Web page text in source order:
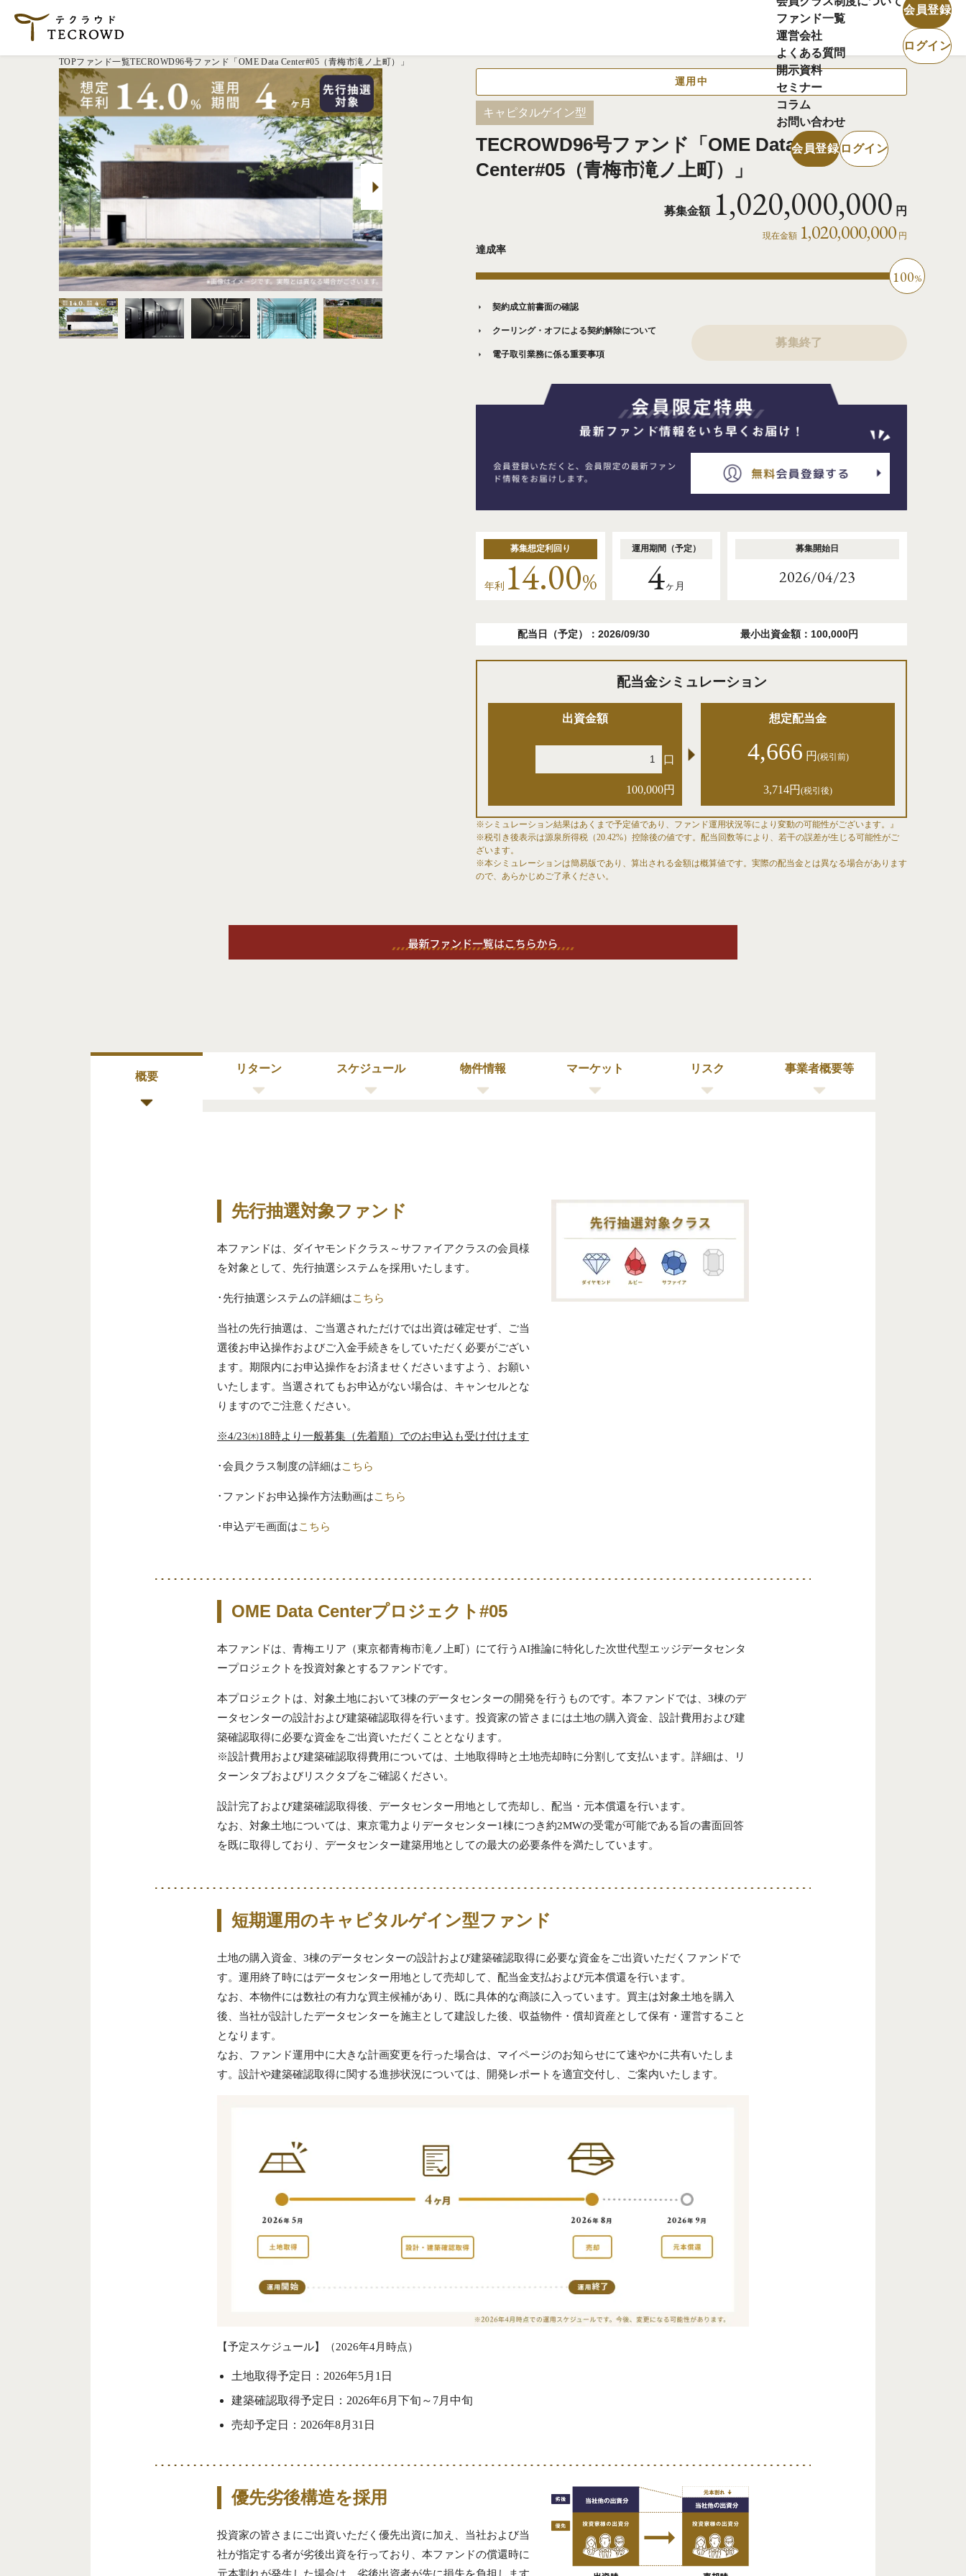
ファンド一覧
運営会社
よくある質問
開示資料
セミナー
コラム
お問い合わせ
会員登録ログイン
会員登録
ログイン
TOPファンド一覧TECROWD96号ファンド「OME Data Center#05（青梅市滝ノ上町）」
運用中
キャピタルゲイン型
TECROWD96号ファンド「OME Data
Center#05（青梅市滝ノ上町）」
募集金額 1,020,000,000 円
現在金額 1,020,000,000 円
達成率
100%
契約成立前書面の確認
クーリング・オフによる契約解除について
電子取引業務に係る重要事項
募集終了
募集想定利回り
年利 14.00%
運用期間（予定）
4ヶ月
募集開始日
2026/04/23
配当日（予定）：2026/09/30 最小出資金額：100,000円
配当金シミュレーション
出資金額
口
100,000円
想定配当金
4,666 円 (税引前)
3,714円 (税引後)
※シミュレーション結果はあくまで予定値であり、ファンド運用状況等により変動の可能性がございます。』
※税引き後表示は源泉所得税（20.42%）控除後の値です。配当回数等により、若干の誤差が生じる可能性がご
ざいます。
※本シミュレーションは簡易版であり、算出される金額は概算値です。実際の配当金とは異なる場合があります
ので、あらかじめご了承ください。
概要
リターン スケジュール 物件情報 マーケット リスク 事業者概要等
先行抽選対象ファンド
本ファンドは、ダイヤモンドクラス～サファイアクラスの会員様
を対象として、先行抽選システムを採用いたします。
･先行抽選システムの詳細はこちら
当社の先行抽選は、ご当選されただけでは出資は確定せず、ご当
選後お申込操作およびご入金手続きをしていただく必要がござい
ます。期限内にお申込操作をお済ませくださいますよう、お願い
いたします。当選されてもお申込がない場合は、キャンセルとな
りますのでご注意ください。
※4/23㈭18時より一般募集（先着順）でのお申込も受け付けます
･会員クラス制度の詳細はこちら
･ファンドお申込操作方法動画はこちら
･申込デモ画面はこちら
OME Data Centerプロジェクト#05
本ファンドは、青梅エリア（東京都青梅市滝ノ上町）にて行うAI推論に特化した次世代型エッジデータセンタ
ープロジェクトを投資対象とするファンドです。
本プロジェクトは、対象土地において3棟のデータセンターの開発を行うものです。本ファンドでは、3棟のデ
ータセンターの設計および建築確認取得を行います。投資家の皆さまには土地の購入資金、設計費用および建
築確認取得に必要な資金をご出資いただくこととなります。
※設計費用および建築確認取得費用については、土地取得時と土地売却時に分割して支払います。詳細は、リ
ターンタブおよびリスクタブをご確認ください。
設計完了および建築確認取得後、データセンター用地として売却し、配当・元本償還を行います。
なお、対象土地については、東京電力よりデータセンター1棟につき約2MWの受電が可能である旨の書面回答
を既に取得しており、データセンター建築用地としての最大の必要条件を満たしています。
短期運用のキャピタルゲイン型ファンド
土地の購入資金、3棟のデータセンターの設計および建築確認取得に必要な資金をご出資いただくファンドで
す。運用終了時にはデータセンター用地として売却して、配当金支払および元本償還を行います。
なお、本物件には数社の有力な買主候補があり、既に具体的な商談に入っています。買主は対象土地を購入
後、当社が設計したデータセンターを施主として建設した後、収益物件・償却資産として保有・運営すること
となります。
なお、ファンド運用中に大きな計画変更を行った場合は、マイページのお知らせにて速やかに共有いたしま
す。設計や建築確認取得に関する進捗状況については、開発レポートを適宜交付し、ご案内いたします。
【予定スケジュール】（2026年4月時点）
土地取得予定日：2026年5月1日
建築確認取得予定日：2026年6月下旬～7月中旬
売却予定日：2026年8月31日
優先劣後構造を採用
投資家の皆さまにご出資いただく優先出資に加え、当社および当
社が指定する者が劣後出資を行っており、本ファンドの償還時に